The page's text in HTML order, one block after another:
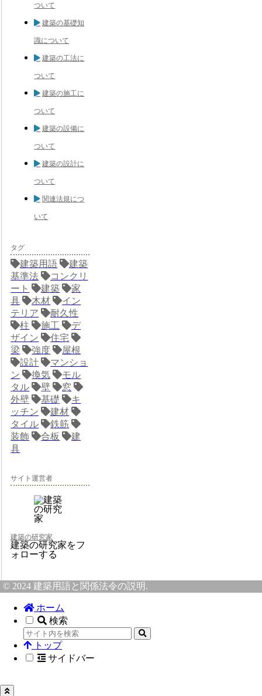
ついて
建築の基礎知
識について
建築の工法に
ついて
建築の施工に
ついて
建築の設備に
ついて
建築の設計に
ついて
関連法規につ
いて
タグ
建築用語
建築
基準法
コンクリ
ート
建築
家
具
木材
イン
テリア
耐久性
柱
施工
デ
ザイン
住宅
梁
強度
屋根
設計
マンショ
ン
換気
モル
タル
壁
窓
外壁
基礎
キ
ッチン
建材
タイル
鉄筋
装飾
合板
建
具
サイト運営者
建築の研究家
建築の研究家をフ
ォローする
© 2024 建築用語と関係法令の説明.
ホーム
検索
トップ
サイドバー